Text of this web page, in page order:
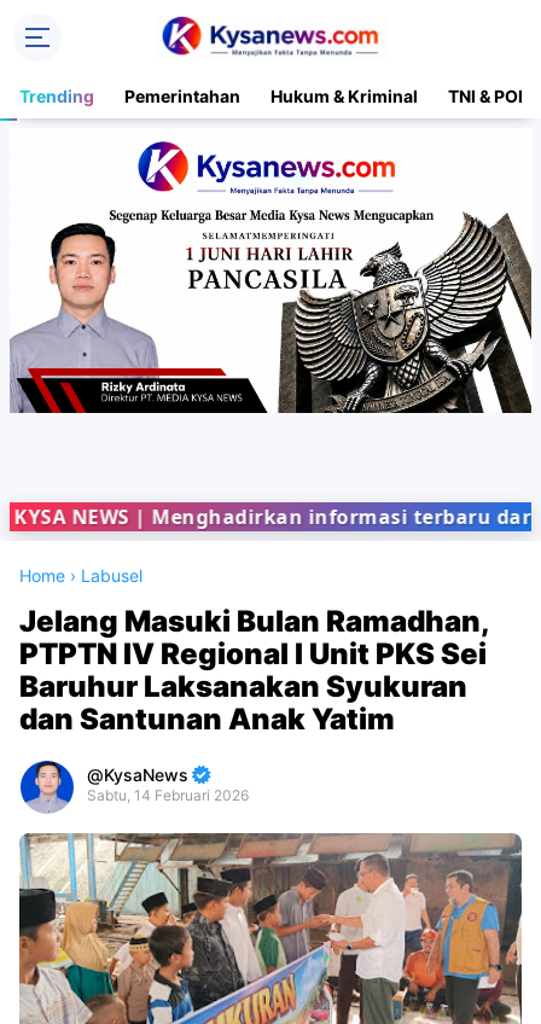
Trending Pemerintahan Hukum & Kriminal TNI &
| Menghadirkan informasi terbaru dari
Home › Labusel
Jelang Masuki Bulan Ramadhan,
PTPTN IV Regional I Unit PKS Sei
Baruhur Laksanakan Syukuran
dan Santunan Anak Yatim
KysaNews
Sabtu, 14 Februari 2026
Premium
By
Raushan
Design
With
Shroff
Templates